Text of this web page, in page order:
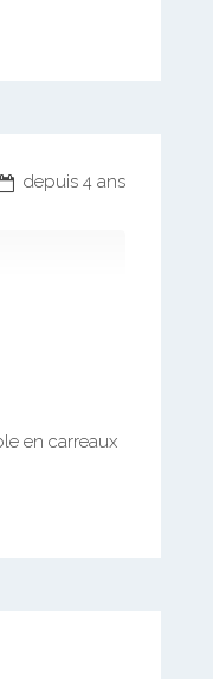
depuis 4 ans
en carreaux